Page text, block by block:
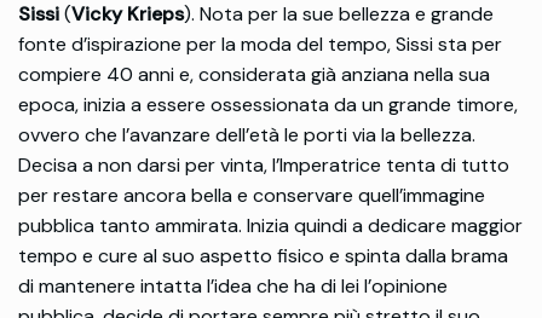
Sissi(Vicky Krieps). Nota per la sue bellezza e grande
fonte d’ispirazione per la moda del tempo, Sissi sta per
compiere 40 anni e, considerata già anziana nella sua
epoca, inizia a essere ossessionata da un grande timore,
ovvero che l’avanzare dell’età le porti via la bellezza.
Decisa a non darsi per vinta, l’Imperatrice tenta di tutto
per restare ancora bella e conservare quell’immagine
pubblica tanto ammirata. Inizia quindi a dedicare maggior
tempo e cure al suo aspetto fisico e spinta dalla brama
di mantenere intatta l’idea che ha di lei l’opinione